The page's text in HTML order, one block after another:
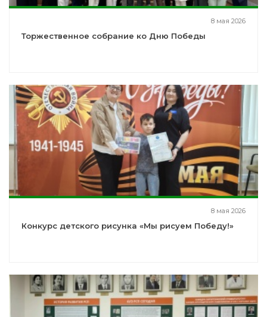
8 мая 2026
Торжественное собрание ко Дню Победы
8 мая 2026
Конкурс детского рисунка «Мы рисуем Победу!»